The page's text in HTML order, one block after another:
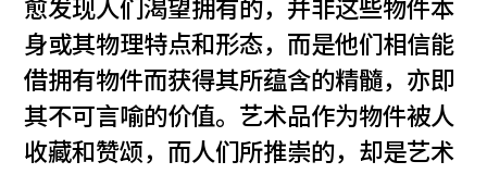
愈发现人们渴望拥有的，并非这些物件本
身或其物理特点和形态，而是他们相信能
借拥有物件而获得其所蕴含的精髓，亦即
其不可言喻的价值。艺术品作为物件被人
收藏和赞颂，而人们所推崇的，却是艺术